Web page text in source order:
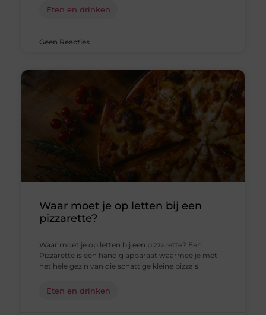
Eten en drinken
Geen Reacties
Waar moet je op letten bij een
pizzarette?
Waar moet je op letten bij een pizzarette? Een
Pizzarette is een handig apparaat waarmee je met
het hele gezin van die schattige kleine pizza’s
Eten en drinken